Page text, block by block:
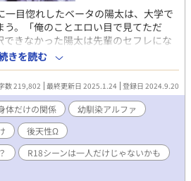
目惚れしたベータの陽太は、大学で
う。「俺のことエロい目で見てただ
できなかった陽太は先輩のセフレにな
レでも体温を分かち合う方が良いと
、アルファの幼馴染の弦太が現れる。
る姿に、なぜか苛立つ桐生。 一方先輩
増すばかりで、悩む陽太。同じ理工学
陽太を放って置けない。中川の紹介
きの言葉に、陽太は追い詰められ
るよ。君は後天性オメガだ。」 アル
太を巡る、アルファ達との執着と嫉
ースストーリー。
きを読む
数 219,802 最終更新日 2025.1.24 登録日 2024.9.20
体だけの関係
幼馴染アルファ
後天性Ω
R18シーンは一人だけじゃないかも